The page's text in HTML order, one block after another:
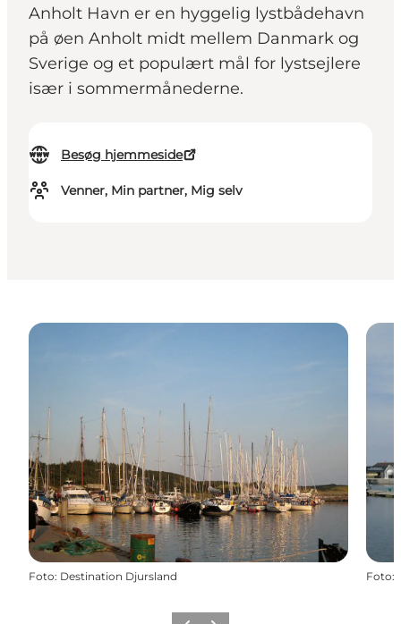
Anholt Havn er en hyggelig lystbådehavn
på øen Anholt midt mellem Danmark og
Sverige og et populært mål for lystsejlere
især i sommermånederne.
Besøg hjemmeside
Venner, Min partner, Mig selv
Foto: Destination Djursland Foto: